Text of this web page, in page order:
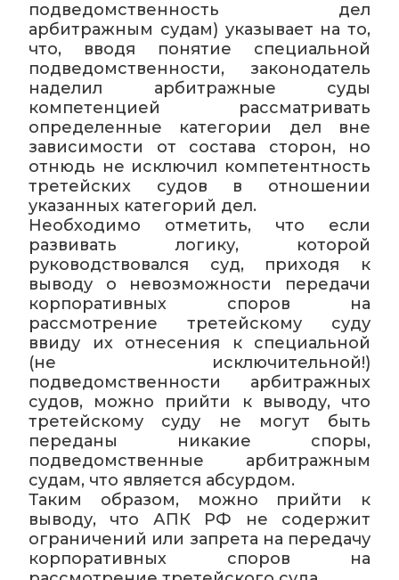
подведомственность дел
арбитражным судам) указывает на то,
что, вводя понятие специальной
подведомственности, законодатель
наделил арбитражные суды
компетенцией рассматривать
определенные категории дел вне
зависимости от состава сторон, но
отнюдь не исключил компетентность
третейских судов в отношении
указанных категорий дел.
Необходимо отметить, что если
развивать логику, которой
руководствовался суд, приходя к
выводу о невозможности передачи
корпоративных споров на
рассмотрение третейскому суду
ввиду их отнесения к специальной
(не исключительной!)
подведомственности арбитражных
судов, можно прийти к выводу, что
третейскому суду не могут быть
переданы никакие споры,
подведомственные арбитражным
судам, что является абсурдом.
Таким образом, можно прийти к
выводу, что АПК РФ не содержит
ограничений или запрета на передачу
корпоративных споров на